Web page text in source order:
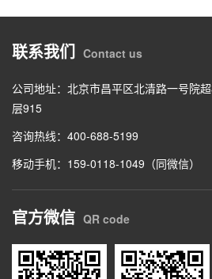
联系我们 Contact us
公司地址：北京市昌平区北清路一号院
层915
咨询热线：400-688-5199
移动手机：159-0118-1049（同微信）
官方微信 QR code